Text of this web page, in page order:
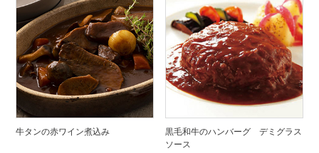
牛タンの赤ワイン煮込み
黒毛和牛のハンバーグ デミグラス
ソース